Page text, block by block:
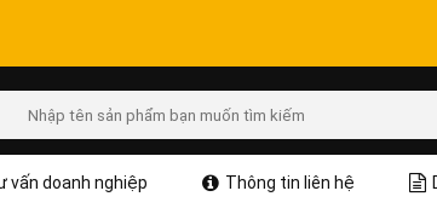
vấn doanh nghiệp Thông tin liên hệ